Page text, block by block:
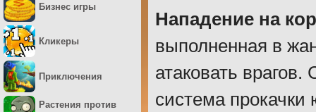
Нападение на
выполненная в
атаковать
система прокачки
Бизнес игры
Кликеры
Приключения
Растения против